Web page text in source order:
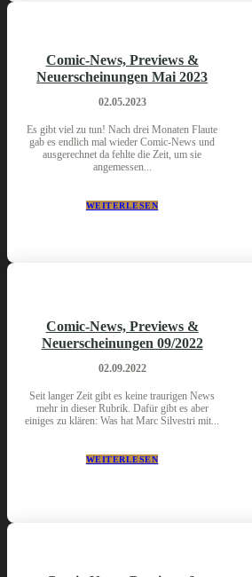
Comic-News, Previews &
Neuerscheinungen Mai 2023
02.05.2023
Es gibt viel zu tun! Nach drei Monaten Flaute
gab es endlich mal wieder Comic-News und
ausgerechnet da fehlte die Zeit, um sie
angemessen...
WEITERLESEN
Comic-News, Previews &
Neuerscheinungen 09/2022
02.09.2022
Seit langer Zeit gibt es keine traurigen News
mehr in dieser Rubrik. Dafür gibt es aber
einiges zu klären: Was hat Marc Silvestri mit...
WEITERLESEN